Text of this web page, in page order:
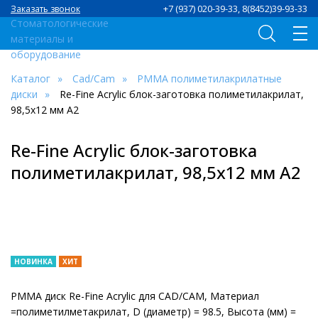
+7 (937) 020-39-33, 8(8452)39-93-33
Заказать звонок
Каталог Сad/Сam
PMMA полиметилакрилатные
диски
Re-Fine Acrylic блок-заготовка полиметилакрилат,
98,5х12 мм А2
Re-Fine Acrylic блок-заготовка
полиметилакрилат, 98,5х12 мм А2
НОВИНКА ХИТ
PMMA диск Re-Fine Acrylic для CAD/CAM, Материал
=полиметилметакрилат, D (диаметр) = 98.5, Высота (мм) =